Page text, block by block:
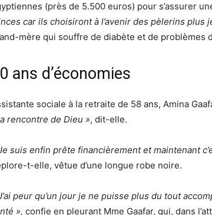
(près de 5.500 euros) pour s’assurer
car ils choisiront à l’avenir des pèlerins plus
mère qui souffre de diabète et de problèmes
ans d’économies
sociale à la retraite de 58 ans, Amina
rencontre de Dieu », dit-elle.
suis enfin prête financièrement et maintenant
t-elle, vêtue d’une longue robe noire.
peur qu’un jour je ne puisse plus du tout
», confie en pleurant Mme Gaafar, qui, dans